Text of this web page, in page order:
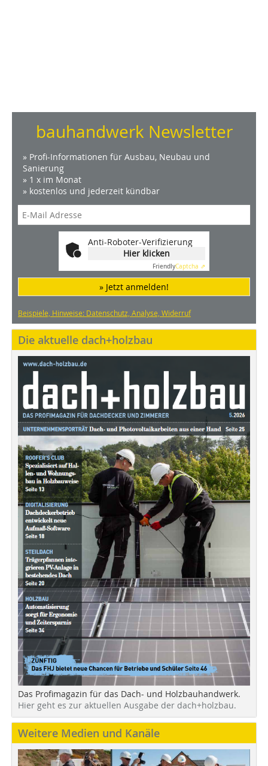
bauhandwerk Newsletter
» Profi-Informationen für Ausbau, Neubau und
Sanierung
» 1 x im Monat
» kostenlos und jederzeit kündbar
Anti-Roboter-Verifizierung
Hier klicken
FriendlyCaptcha ⇗
» Jetzt anmelden!
Beispiele, Hinweise: Datenschutz, Analyse, Widerruf
Die aktuelle dach+holzbau
Das Profimagazin für das Dach- und Holzbauhandwerk.
Hier geht es zur aktuellen Ausgabe der dach+holzbau.
Weitere Medien und Kanäle